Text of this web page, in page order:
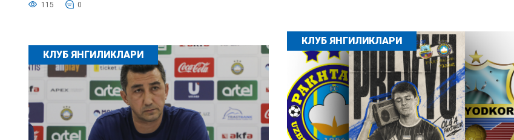
115 0
КЛУБ ЯНГИЛИКЛАРИ
КЛУБ ЯНГИЛИКЛАРИ